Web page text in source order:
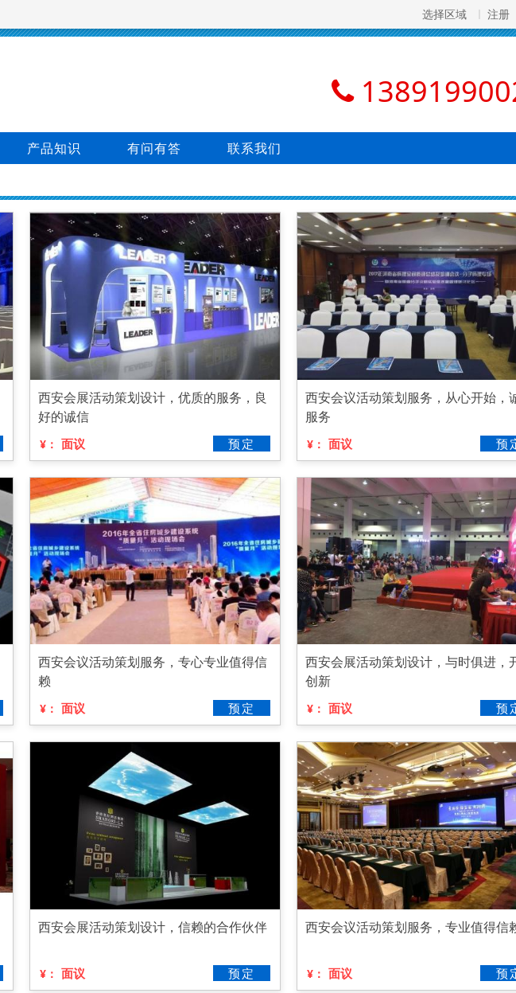
选择区域 注册
产品知识 有问有答 联系我们
西安会展活动策划设计，优质的服务，良
好的诚信
¥： 面议 预定
西安会议活动策划服务，从心开始，
服务
¥： 面议 预
西安会议活动策划服务，专心专业值得信
赖
¥： 面议 预定
西安会展活动策划设计，与时俱进，
创新
¥： 面议 预
西安会展活动策划设计，信赖的合作伙伴
¥： 面议 预定
西安会议活动策划服务，专业值得信
¥： 面议 预